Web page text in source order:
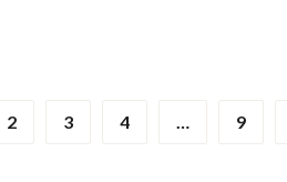
2 3 4 … 9